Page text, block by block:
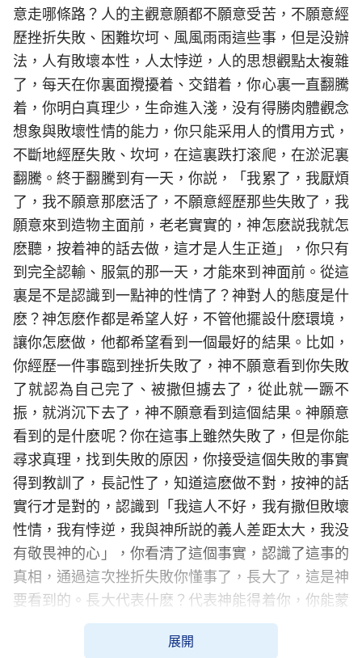
意走哪條路？人的主觀意願都不願意受苦，不願意經
歷挫折失敗、困難坎坷、風風雨雨這些事，但是没辦
法，人有敗壞本性，人太悖逆，人的思想觀點太複雜
了，每天在你裏面攪擾着、交錯着，你心裏一直翻騰
着，你明白真理少，生命進入淺，没有得勝肉體觀念
想象與敗壞性情的能力，你只能采用人的慣用方式，
不斷地經歷失敗、坎坷，在這裏跌打滚爬，在淤泥裏
翻騰。終于翻騰到有一天，你説，「我累了，我厭煩
了，我不願意那麽活了，不願意經歷那些失敗了，我
願意來到造物主面前，老老實實的，神怎麽説我就怎
麽聽，按着神的話去做，這才是人生正道」，你只有
到完全認輸、服氣的那一天，才能來到神面前。從這
裏是不是認識到一點神的性情了？神對人的態度是什
麽？神怎麽作都是希望人好，不管他擺設什麽環境，
讓你怎麽做，他都希望看到一個最好的結果。比如，
你經歷一件事臨到挫折失敗了，神不願意看到你失敗
了就認為自己完了、被撒但擄去了，從此就一蹶不
振，就消沉下去了，神不願意看到這個結果。神願意
看到的是什麽呢？你在這事上雖然失敗了，但是你能
尋求真理，找到失敗的原因，你接受這個失敗的事實
得到教訓了，長記性了，知道這麽做不對，按神的話
實行才是對的，認識到「我這人不好，我有撒但敗壞
性情，我有悖逆，我與神所説的義人差距太大，我没
有敬畏神的心」，你看清了這個事實，認識了這事的
真相，通過這次挫折失敗你懂事了，長大了，這是神
要看到的。長大代表什麽？代表神能得着你，你能蒙
拯救，你能進入真理實際，你走上敬畏神遠離惡的路
了，神願意看到人走上正路。神作事用心良苦，這都
展開